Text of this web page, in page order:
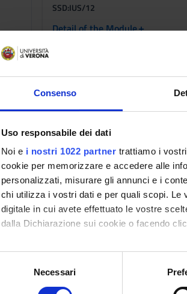
Consenso
Uso responsabile dei dati
Noi e i nostri 1022 partner trattiamo i
cookie per memorizzare e accedere alle
personalizzati, misurare gli annunci e i
chi utilizza i vostri dati e per quali scopi.
digitale in cui avete effettuato le vostre
dalla Dichiarazione sui cookie o facendo
Con il tuo consenso, vorremmo anche:
raccogliere informazioni sulla tua
Necessari
SSD:IUS/12
Detail of the Module+
Diritto del commercio
SSD:IUS/02 ,IUS/05 ,IUS/06 ,IUS/13
Detail of the Module+
Inglese tecnico 3 Credits
SSD:L-LIN/12
Detail of the Module+
SECS-P/08
Detail of the Module